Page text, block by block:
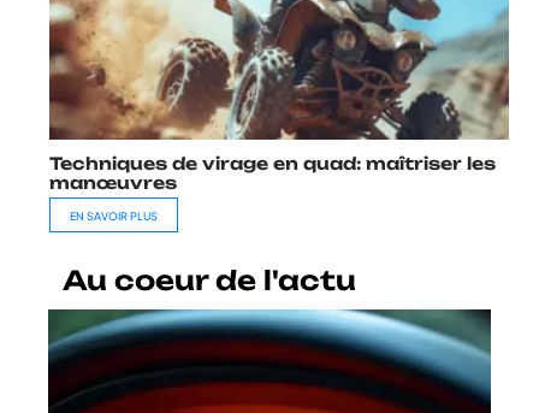
Techniques de virage en quad: maîtriser les
manœuvres
EN SAVOIR PLUS
Au coeur de l'actu